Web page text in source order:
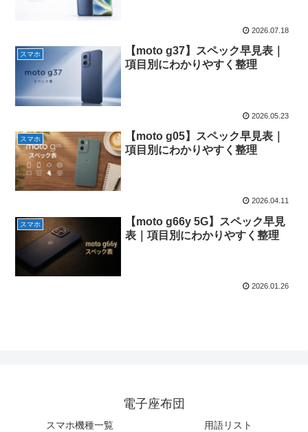
2026.07.18
スマホ
【moto g37】スペック早見表｜
項目別にわかりやすく整理
2026.05.23
スマホ
【moto g05】スペック早見表｜
項目別にわかりやすく整理
2026.04.11
スマホ
【moto g66y 5G】スペック早見
表｜項目別にわかりやすく整理
2026.01.26
電子座布団
スマホ機種一覧 用語リスト